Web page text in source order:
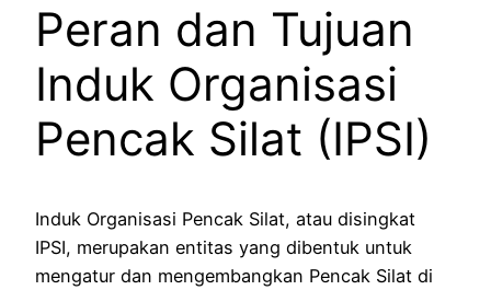
Peran dan Tujuan
Induk Organisasi
Pencak Silat (IPSI)
Induk Organisasi Pencak Silat, atau disingkat
IPSI, merupakan entitas yang dibentuk untuk
mengatur dan mengembangkan Pencak Silat di